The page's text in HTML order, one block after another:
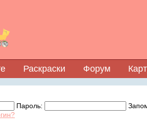
Раскраски Форум
Пароль: